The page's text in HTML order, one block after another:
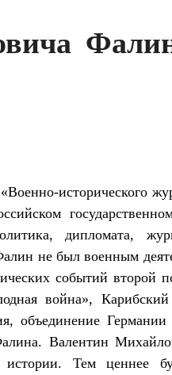
исторического
дипломата,
не был военным
событий второй
война», Карибский
объединение
Валентин
истории. Тем ценнее